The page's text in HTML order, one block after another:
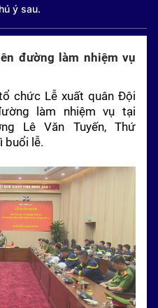
ý sau.
đường làm nhiệm vụ
chức Lễ xuất quân Đội
làm nhiệm vụ tại
Lê Văn Tuyến, Thứ
buổi lễ.